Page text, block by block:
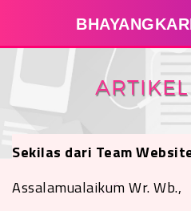
Sekilas dari Team
Assalamualaikum Wr. Wb.,